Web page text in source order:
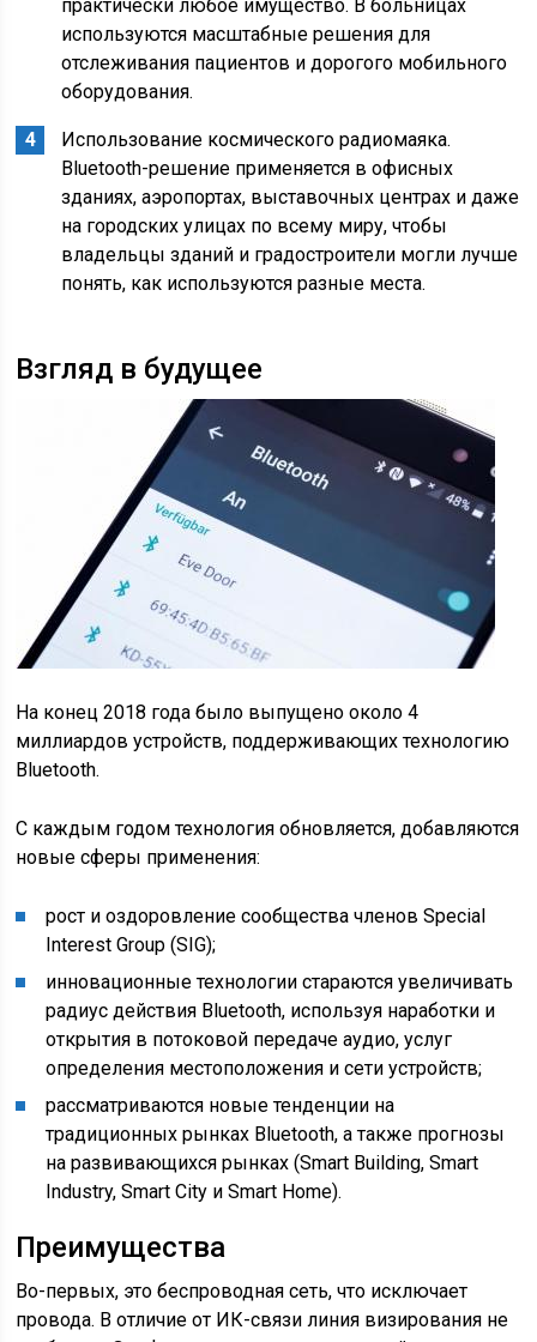
практически любое имущество. В больницах
используются масштабные решения для
отслеживания пациентов и дорогого мобильного
оборудования.
Использование космического радиомаяка.
Bluetooth-решение применяется в офисных
зданиях, аэропортах, выставочных центрах и даже
на городских улицах по всему миру, чтобы
владельцы зданий и градостроители могли лучше
понять, как используются разные места.
Взгляд в будущее
На конец 2018 года было выпущено около 4
миллиардов устройств, поддерживающих технологию
Bluetooth.
С каждым годом технология обновляется, добавляются
новые сферы применения:
рост и оздоровление сообщества членов Special
Interest Group (SIG);
инновационные технологии стараются увеличивать
радиус действия Bluetooth, используя наработки и
открытия в потоковой передаче аудио, услуг
определения местоположения и сети устройств;
рассматриваются новые тенденции на
традиционных рынках Bluetooth, а также прогнозы
на развивающихся рынках (Smart Building, Smart
Industry, Smart City и Smart Home).
Преимущества
Во-первых, это беспроводная сеть, что исключает
провода. В отличие от ИК-связи линия визирования не